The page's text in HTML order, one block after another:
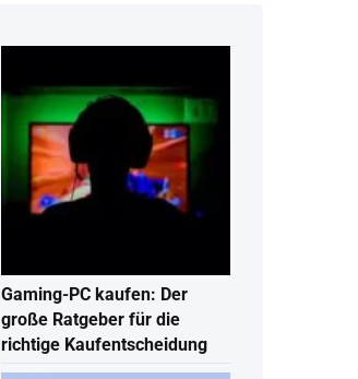
Gaming-PC kaufen: Der
große Ratgeber für die
richtige Kaufentscheidung